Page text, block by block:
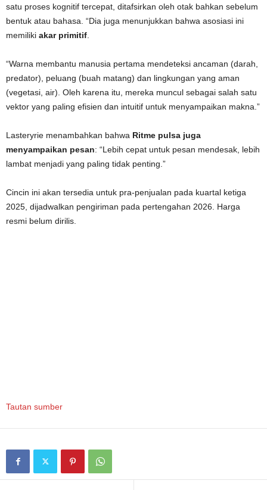
satu proses kognitif tercepat, ditafsirkan oleh otak bahkan sebelum
bentuk atau bahasa. “Dia juga menunjukkan bahwa asosiasi ini
memiliki akar primitif
“Warna membantu manusia pertama mendeteksi ancaman (darah,
predator), peluang (buah matang) dan lingkungan yang aman
(vegetasi, air). Oleh karena itu, mereka muncul sebagai salah satu
vektor yang paling efisien dan intuitif untuk menyampaikan makna.”
Lasteryrie menambahkan bahwa Ritme pulsa juga
menyampaikan pesan: “Lebih cepat untuk pesan mendesak, lebih
lambat menjadi yang paling tidak penting.”
Cincin ini akan tersedia untuk pra-penjualan pada kuartal ketiga
2025, dijadwalkan pengiriman pada pertengahan 2026. Harga
resmi belum dirilis.
Tautan sumber